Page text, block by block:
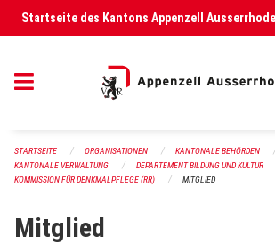
Navigation überspringen
Startseite des Kantons Appenzell
STARTSEITE ORGANISATIONEN
KANTONALE BEHÖRDEN
KANTONALE VERWALTUNG
DEPARTEMENT BILDUNG UND KULTUR
KOMMISSION FÜR DENKMALPFLEGE (RR)
MITGLIED
Mitglied